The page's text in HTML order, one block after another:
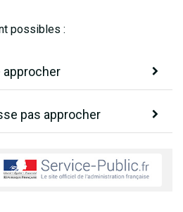
possibles :
approcher
pas approcher